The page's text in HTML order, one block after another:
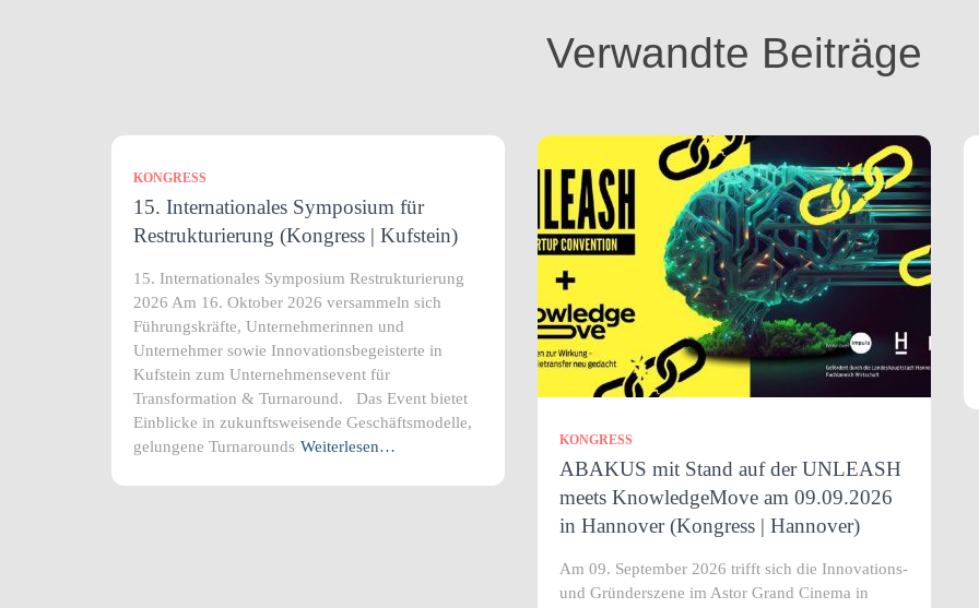
Verwandte Beiträge
KONGRESS
15. Internationales Symposium für
Restrukturierung (Kongress | Kufstein)
15. Internationales Symposium Restrukturierung
2026 Am 16. Oktober 2026 versammeln sich
Führungskräfte, Unternehmerinnen und
Unternehmer sowie Innovationsbegeisterte in
Kufstein zum Unternehmensevent für
Transformation & Turnaround. Das Event bietet
Einblicke in zukunftsweisende Geschäftsmodelle,
gelungene Turnarounds Weiterlesen… KONGRESS
ABAKUS mit Stand auf der UNLEASH
meets KnowledgeMove am 09.09.2026
in Hannover (Kongress | Hannover)
Am 09. September 2026 trifft sich die Innovations-
und Gründerszene im Astor Grand Cinema in